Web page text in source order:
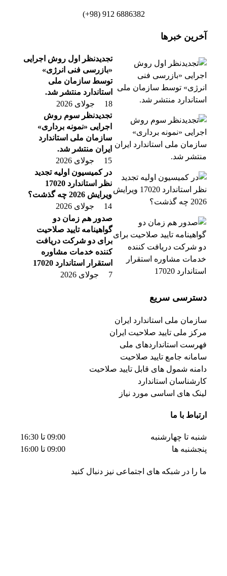
6886382 912 (98+)
آخرین خبرها
تجدیدنظر اول روش اجرایی
«بازرسی فنی انرژی»
توسط سازمان ملی
استاندارد منتشر شد.
18 جولای 2026
تجدیدنظر سوم روش
اجرایی «نمونه برداری»
سازمان ملی استاندارد
ایران منتشر شد.
15 جولای 2026
در کمیسیون اولیه تجدید
نظر استاندارد 17020
ویرایش 2026 چه گذشت؟
14 جولای 2026
صدور هم زمان دو
گواهینامه تایید صلاحیت
برای دو شرکت دریافت
کننده خدمات مشاوره
استقرار استاندارد 17020
7 جولای 2026
دسترسی سریع
سازمان ملی استاندارد ایران
مرکز ملی تایید صلاحیت ایران
فهرست استانداردهای ملی
سامانه جامع تایید صلاحیت
دامنه شمول های قابل تایید صلاحیت
کارشناسان استاندارد
لینک های اساسی مورد نیاز
ارتباط با ما
شنبه تا چهارشنبه
09:00 تا 16:30
پنجشنبه ها
09:00 تا 16:00
ما را در شبکه های اجتماعی نیز دنبال کنید